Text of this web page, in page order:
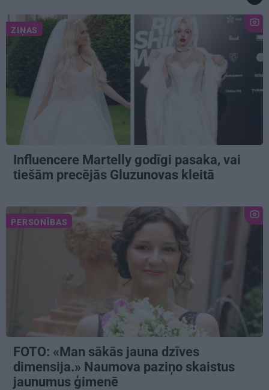
ZIŅAS
Influencere Martelly godīgi pasaka, vai
tiešām precējās Gluzunovas kleitā
PERSONĪBAS
FOTO: «Man sākās jauna dzīves
dimensija.» Naumova paziņo skaistus
jaunumus ģimenē